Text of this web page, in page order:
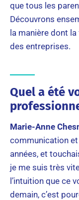
que tous les
Découvrons
la manière dont
des entreprises.
Quel a été
Marie-Anne
communication
années, et
je me suis très
l’intuition que ce
demain, c’est